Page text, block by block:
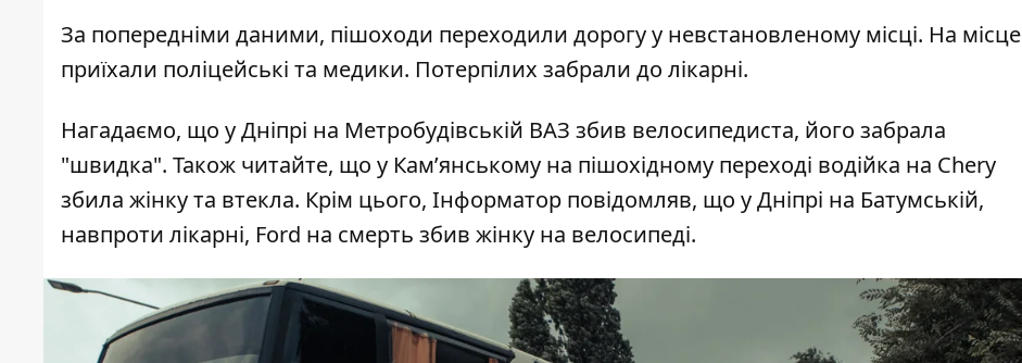
За попередніми даними, пішоходи переходили дорогу у невстановленому місці. На місце
приїхали поліцейські та медики. Потерпілих забрали до лікарні.
Нагадаємо, що у Дніпрі на Метробудівській ВАЗ збив велосипедиста, його забрала
"швидка". Також читайте, що у Кам’янському на пішохідному переході водійка на Chery
збила жінку та втекла. Крім цього, Інформатор повідомляв, що у Дніпрі на Батумській,
навпроти лікарні, Ford на смерть збив жінку на велосипеді.